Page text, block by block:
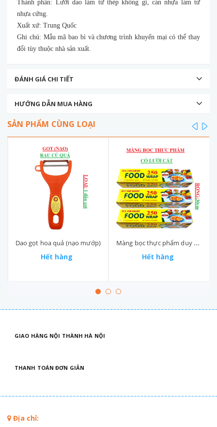
Thành phần: Lưỡi dao làm từ thép không gỉ, cán nhựa làm từ
nhựa cứng.
Xuất xứ: Trung Quốc
Ghi chú: Mẫu mã bao bì và chương trình khuyến mại có thể thay
đổi tùy thuộc nhà sản xuất.
ĐÁNH GIÁ CHI TIẾT
HƯỚNG DẪN MUA HÀNG
SẢN PHẨM CÙNG LOẠI
Dao gọt hoa quả (nạo mướp)
Hết hàng
Màng bọc thực phẩm duy anh 250 wap
Hết hàng
prev
GIAO HÀNG NỘI THÀNH HÀ NỘI
THANH TOÁN ĐƠN GIẢN
Địa chỉ: